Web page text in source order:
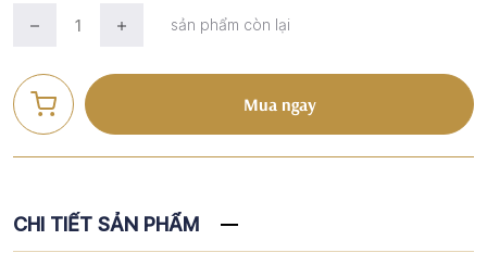
sản phẩm còn lại
Mua ngay
CHI TIẾT SẢN PHẨM